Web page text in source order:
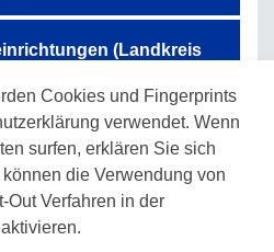
Cookies und Fingerprints
verwendet. Wenn
surfen, erklären Sie sich
die Verwendung von
Out Verfahren in der
(Landkreis
(Werra-
)
(Landkreis